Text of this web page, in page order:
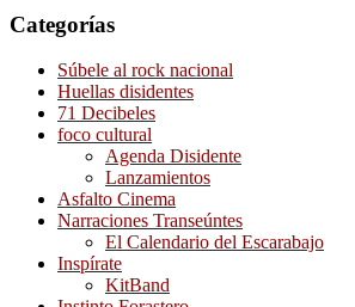
Categorías
Súbele al rock nacional
Huellas disidentes
71 Decibeles
foco cultural
Agenda Disidente
Lanzamientos
Asfalto Cinema
Narraciones Transeúntes
El Calendario del Escarabajo
Inspírate
KitBand